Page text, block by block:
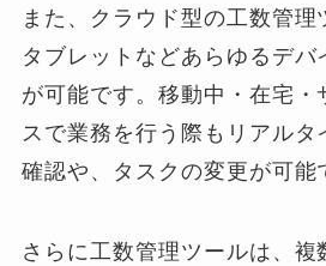
また、クラウド型の工数管理
タブレットなどあらゆるデバ
が可能です。移動中・在宅・
スで業務を行う際もリアルタ
確認や、タスクの変更が可能
さらに工数管理ツールは、複